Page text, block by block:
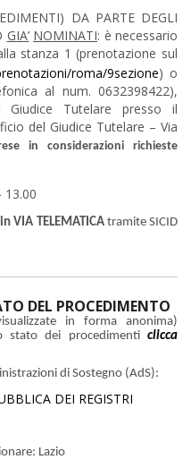
DA PARTE DEGLI
GIA’ NOMINATI: è necessario
stanza 1 (prenotazione sul
roma/9sezione) o
al num. 0632398422),
Tutelare presso il
del Giudice Tutelare – Via
in considerazioni richieste
13.00
VIA TELEMATICA tramite SICID
DEL PROCEDIMENTO
in forma anonima)
stato dei procedimenti clicca
di Sostegno (AdS):
DEI REGISTRI
Lazio